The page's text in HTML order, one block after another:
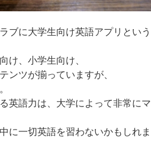
ブに大学生向け英語アプリという
け、小学生向け、
ンツが揃っていますが、
英語力は、大学によって非常にマ
に一切英語を習わないかもしれま